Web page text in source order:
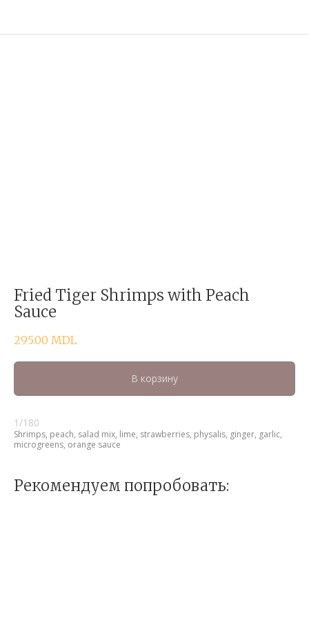
Fried Tiger Shrimps with Peach
Sauce
295.00 MDL
В корзину
1/180
Shrimps, peach, salad mix, lime, strawberries, physalis, ginger, garlic,
microgreens, orange sauce
Рекомендуем попробовать: